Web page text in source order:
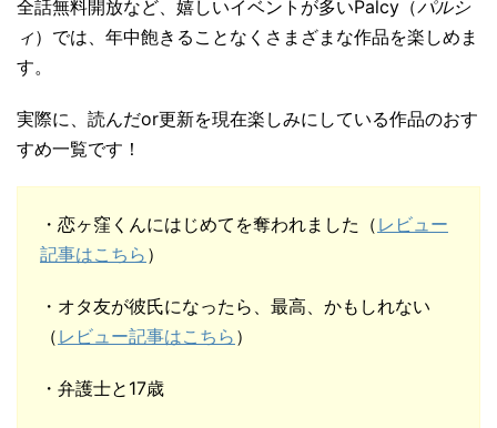
全話無料開放など、嬉しいイベントが多いPalcy（パルシ
ィ）では、年中飽きることなくさまざまな作品を楽しめま
す。
実際に、読んだor更新を現在楽しみにしている作品のおす
すめ一覧です！
・恋ヶ窪くんにはじめてを奪われました（ レビュー
記事はこちら ）
・オタ友が彼氏になったら、最高、かもしれない
（ レビュー記事はこちら ）
・弁護士と17歳